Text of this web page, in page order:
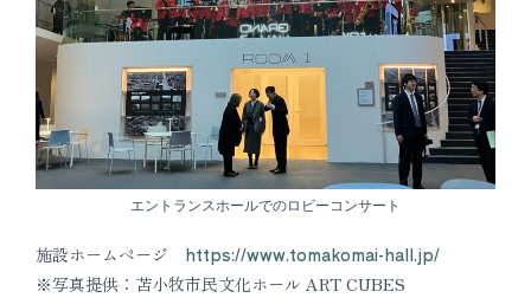
エントランスホールでのロビーコンサート
施設ホームページ https://www.tomakomai-hall.jp/
※写真提供：苫小牧市民文化ホール ART CUBES